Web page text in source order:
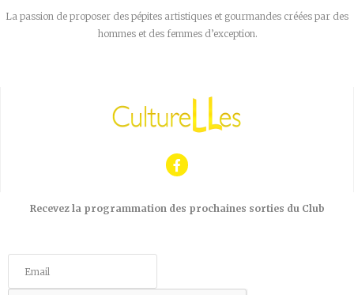
La passion de proposer des pépites artistiques et gourmandes créées par des
hommes et des femmes d’exception.
Recevez la programmation des prochaines sorties du Club